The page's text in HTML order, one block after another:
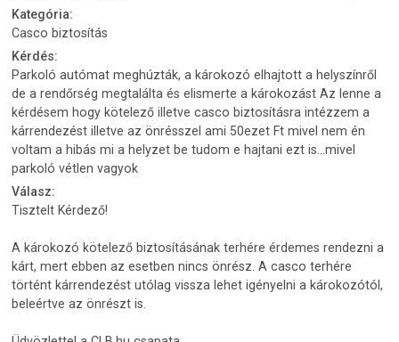
Kategória:
Casco biztosítás
Kérdés:
Parkoló autómat meghúzták, a károkozó elhajtott a helyszínről
de a rendőrség megtalálta és elismerte a károkozást Az lenne a
kérdésem hogy kötelező illetve casco biztosításra intézzem a
kárrendezést illetve az önrésszel ami 50ezet Ft mivel nem én
voltam a hibás mi a helyzet be tudom e hajtani ezt is...mivel
parkoló vétlen vagyok
Válasz:
Tisztelt Kérdező!
A károkozó kötelező biztosításának terhére érdemes rendezni a
kárt, mert ebben az esetben nincs önrész. A casco terhére
történt kárrendezést utólag vissza lehet igényelni a károkozótól,
beleértve az önrészt is.